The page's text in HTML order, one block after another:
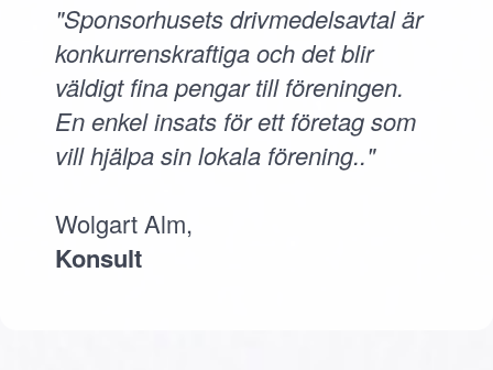
"Sponsorhusets drivmedelsavtal är
konkurrenskraftiga och det blir
väldigt fina pengar till föreningen.
En enkel insats för ett företag som
vill hjälpa sin lokala förening.."
Wolgart Alm,
Konsult